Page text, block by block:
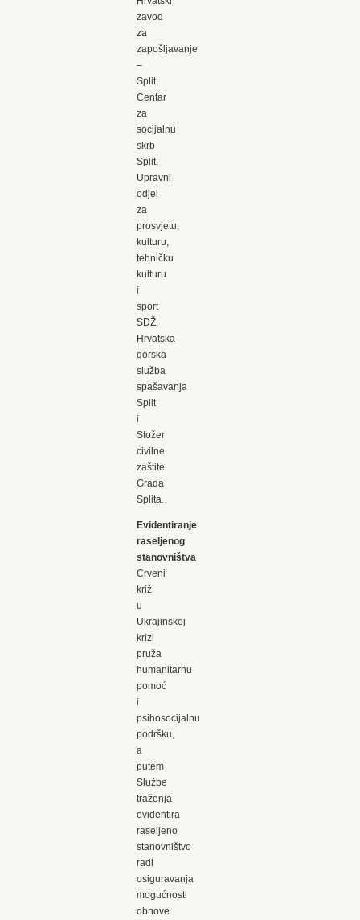
zavod
za
zapošljavanje
–
Split,
Centar
za
socijalnu
skrb
Split,
Upravni
odjel
za
prosvjetu,
kulturu,
tehničku
kulturu
i
sport
SDŽ,
Hrvatska
gorska
služba
spašavanja
Split
i
Stožer
civilne
zaštite
Grada
Splita.
Evidentiranje
raseljenog
stanovništva
Crveni
križ
u
Ukrajinskoj
krizi
pruža
humanitarnu
pomoć
i
psihosocijalnu
podršku,
a
putem
Službe
traženja
evidentira
raseljeno
stanovništvo
radi
osiguravanja
mogućnosti
obnove